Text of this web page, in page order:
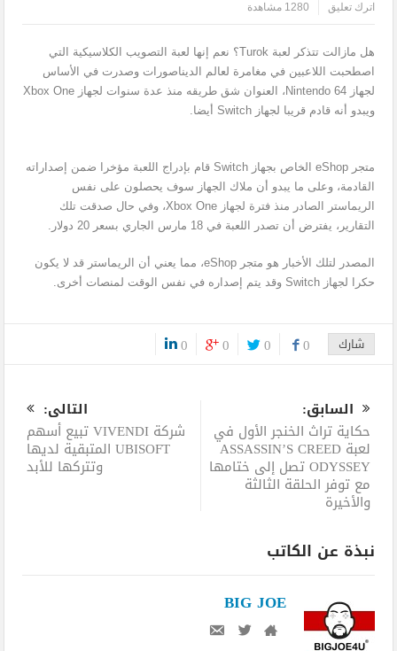
اترك تعليق
1280 مشاهدة
هل مازالت تتذكر لعبة Turok؟ نعم إنها لعبة التصويب الكلاسيكية التي
اصطحبت اللاعبين في مغامرة لعالم الديناصورات وصدرت في الأساس
لجهاز Nintendo 64، العنوان شق طريقه منذ عدة سنوات لجهاز Xbox One
ويبدو أنه قادم قريبا لجهاز Switch أيضا.
متجر eShop الخاص بجهاز Switch قام بإدراج اللعبة مؤخرا ضمن إصداراته
القادمة، وعلى ما يبدو أن ملاك الجهاز سوف يحصلون على نفس
الريماستر الصادر منذ فترة لجهاز Xbox One، وفي حال صدقت تلك
التقارير، يفترض أن تصدر اللعبة في 18 مارس الجاري بسعر 20 دولار.
المصدر لتلك الأخبار هو متجر eShop، مما يعني أن الريماستر قد لا يكون
حكرا لجهاز Switch وقد يتم إصداره في نفس الوقت لمنصات أخرى.
شارك 0
0
0
0
السابق:
حكاية تراث الخنجر الأول في
لعبة ASSASSIN’S CREED
ODYSSEY تصل إلى ختامها
مع توفر الحلقة الثالثة
والأخيرة
التالى:
شركة VIVENDI تبيع أسهم
UBISOFT المتبقية لديها
وتتركها للأبد
نبذة عن الكاتب
BIG JOE